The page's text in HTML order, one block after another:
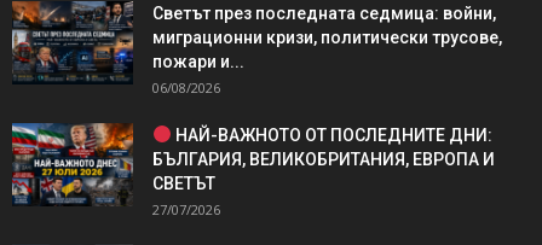
Светът през последната седмица: войни,
миграционни кризи, политически трусове,
пожари и...
06/08/2026
НАЙ-ВАЖНОТО ОТ ПОСЛЕДНИТЕ ДНИ:
БЪЛГАРИЯ, ВЕЛИКОБРИТАНИЯ, ЕВРОПА И
СВЕТЪТ
27/07/2026